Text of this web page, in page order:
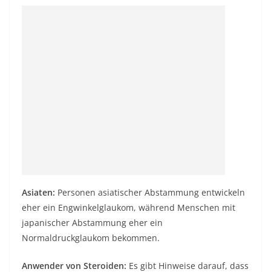
Asiaten: Personen asiatischer Abstammung entwickeln
eher ein Engwinkelglaukom, während Menschen mit
japanischer Abstammung eher ein
Normaldruckglaukom bekommen.
Anwender von Steroiden: Es gibt Hinweise darauf, dass